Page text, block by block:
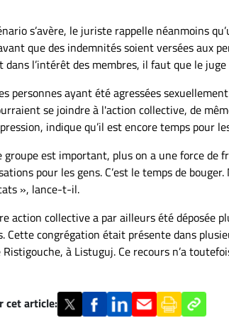
s’avère, le juriste rappelle néanmoins
que des indemnités soient versées aux
dans l’intérêt des membres, il faut que le
personnes ayant été agressées
se joindre à l'action collective, de
indique qu’il est encore temps pour
groupe est important, plus on a une force de
pour les gens. C’est le temps de
», lance-t-il.
action collective a par ailleurs été déposée
Cette congrégation était présente dans
Ristigouche, à Listuguj. Ce recours n’a
cet article: